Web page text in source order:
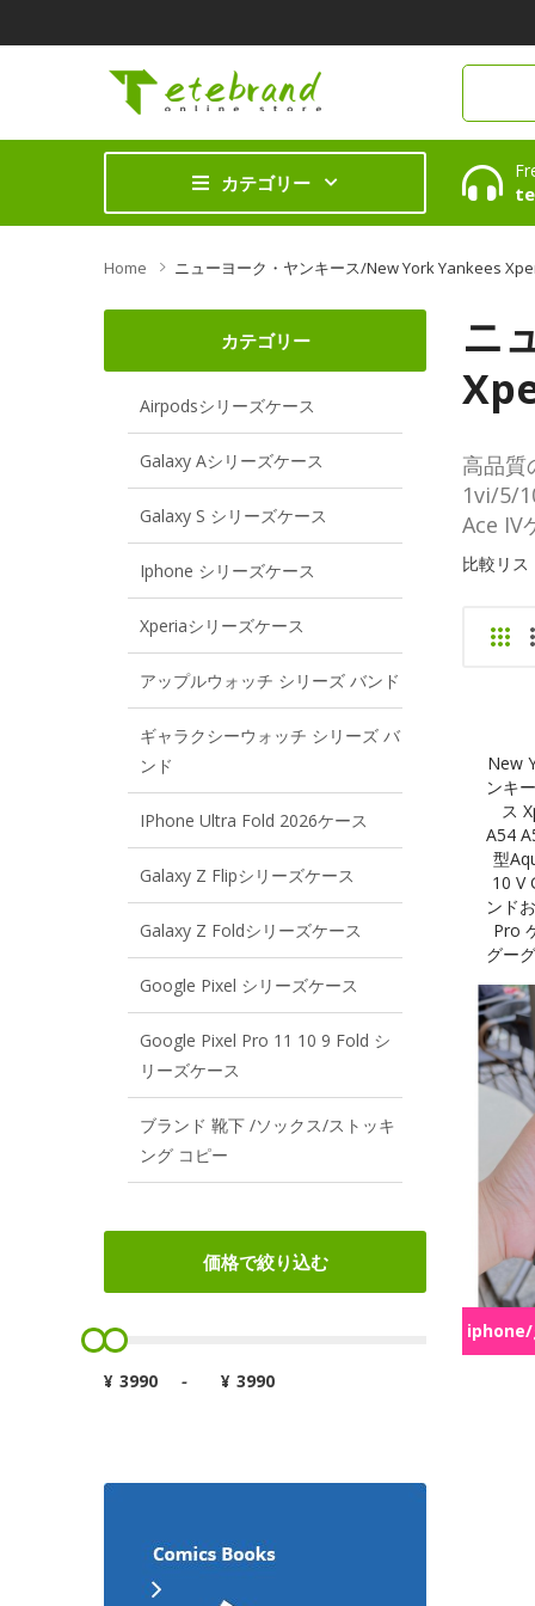
カテゴリー
Home ニューヨーク・ヤンキース/New York Yankees
価格で絞り込む
¥ - ¥
カテゴリー
Airpodsシリーズケース
Galaxy Aシリーズケース
Galaxy S シリーズケース
Iphone シリーズケース
Xperiaシリーズケース
アップルウォッチ シリーズ バンド
ギャラクシーウォッチ シリーズ バ
ンド
IPhone Ultra Fold 2026ケース
Galaxy Z Flipシリーズケース
Galaxy Z Foldシリーズケース
Google Pixel シリーズケース
Google Pixel Pro 11 10 9 Fold シ
リーズケース
ブランド 靴下 /ソックス/ストッキ
ング コピー
ニ
高品質
1vi/5/
Ace IV
比較リス
New
ンキ
ス
A54
型
10 V
ンド
Pro
グー